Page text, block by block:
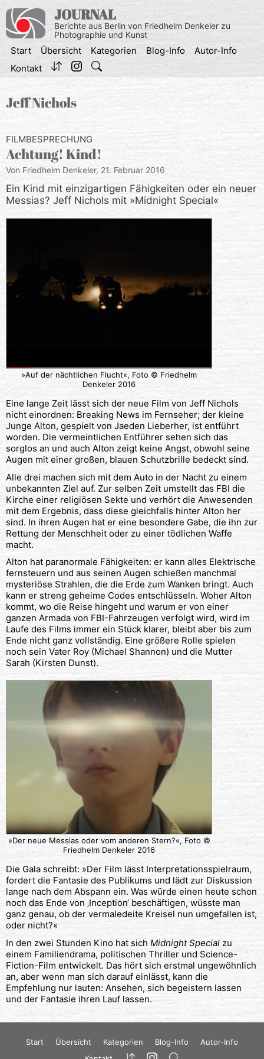
Inhalt
springen
JOURNAL
Berichte aus Berlin von Friedhelm Denkeler zu
Photographie und Kunst
Start Übersicht Kategorien Blog-Info
Autor-Info
Kontakt
Jeff Nichols
FILMBESPRECHUNG
Achtung! Kind!
Von Friedhelm Denkeler, 21. Februar 2016
Ein Kind mit einzigartigen Fähigkeiten oder ein neuer
Messias? Jeff Nichols mit »Midnight Special«
»Auf der nächtlichen Flucht«, Foto © Friedhelm
Denkeler 2016
Eine lange Zeit lässt sich der neue Film von Jeff Nichols
nicht einordnen: Breaking News im Fernseher; der kleine
Junge Alton, gespielt von Jaeden Lieberher, ist entführt
worden. Die vermeintlichen Entführer sehen sich das
sorglos an und auch Alton zeigt keine Angst, obwohl seine
Augen mit einer großen, blauen Schutzbrille bedeckt sind.
Alle drei machen sich mit dem Auto in der Nacht zu einem
unbekannten Ziel auf. Zur selben Zeit umstellt das FBI die
Kirche einer religiösen Sekte und verhört die Anwesenden
mit dem Ergebnis, dass diese gleichfalls hinter Alton her
sind. In ihren Augen hat er eine besondere Gabe, die ihn zur
Rettung der Menschheit oder zu einer tödlichen Waffe
macht.
Alton hat paranormale Fähigkeiten: er kann alles Elektrische
fernsteuern und aus seinen Augen schießen manchmal
mysteriöse Strahlen, die die Erde zum Wanken bringt. Auch
kann er streng geheime Codes entschlüsseln. Woher Alton
kommt, wo die Reise hingeht und warum er von einer
ganzen Armada von FBI-Fahrzeugen verfolgt wird, wird im
Laufe des Films immer ein Stück klarer, bleibt aber bis zum
Ende nicht ganz vollständig. Eine größere Rolle spielen
noch sein Vater Roy (Michael Shannon) und die Mutter
Sarah (Kirsten Dunst).
»Der neue Messias oder vom anderen Stern?«, Foto ©
Friedhelm Denkeler 2016
Die Gala schreibt: »Der Film lässt Interpretationsspielraum,
fordert die Fantasie des Publikums und lädt zur Diskussion
lange nach dem Abspann ein. Was würde einen heute schon
noch das Ende von ‚Inception‘ beschäftigen, wüsste man
ganz genau, ob der vermaledeite Kreisel nun umgefallen ist,
oder nicht?«
In den zwei Stunden Kino hat sich Midnight Special zu
einem Familiendrama, politischen Thriller und Science-
Fiction-Film entwickelt. Das hört sich erstmal ungewöhnlich
an, aber wenn man sich darauf einlässt, kann die
Empfehlung nur lauten: Ansehen, sich begeistern lassen
und der Fantasie ihren Lauf lassen.
Start Übersicht Kategorien Blog-Info
Autor-Info